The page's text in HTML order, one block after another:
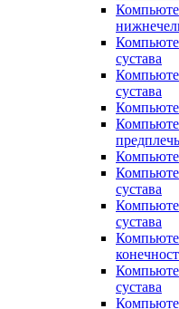
сустава
сустава
сустава
сустава
сустава